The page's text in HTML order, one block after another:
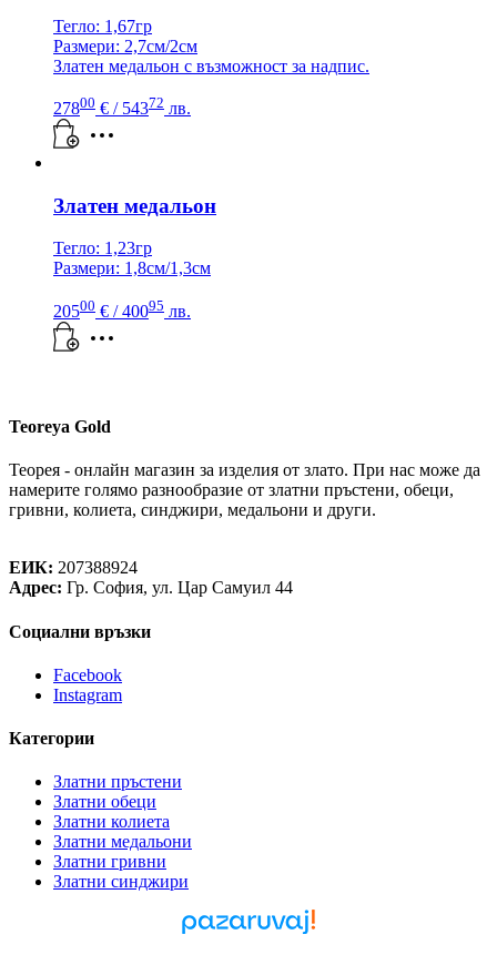
Тегло: 1,67гр
Размери: 2,7см/2см
Златен медальон с възможност за надпис.
27800 € / 54372 лв.
Златен медальон
Тегло: 1,23гр
Размери: 1,8см/1,3см
20500 € / 40095 лв.
Teoreya Gold
Теорея - онлайн магазин за изделия от злато. При нас може да
намерите голямо разнообразие от златни пръстени, обеци,
гривни, колиета, синджири, медальони и други.
ЕИК: 207388924
Адрес: Гр. София, ул. Цар Самуил 44
Социални връзки
Facebook
Instagram
Категории
Златни пръстени
Златни обеци
Златни колиета
Златни медальони
Златни гривни
Златни синджири